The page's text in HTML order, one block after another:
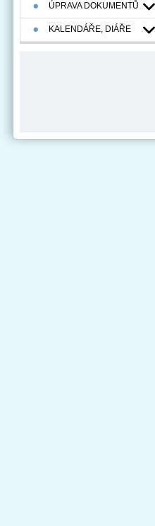
ÚPRAVA DOKUMENTŮ
KALENDÁŘE, DIÁŘE